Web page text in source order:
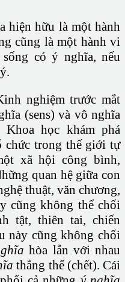
hiện hữu là một hành
cũng là một hành vi
có ý nghĩa, nếu
nghiệm trước mắt
(sens) và vô nghĩa
Khoa học khám phá
chức trong thế giới tự
xã hội công bình,
quan hệ giữa con
thuật, văn chương,
cũng không thể chối
tật, thiên tai, chiến
này cũng không chối
hòa lẫn với nhau
thắng thế (chết). Cái